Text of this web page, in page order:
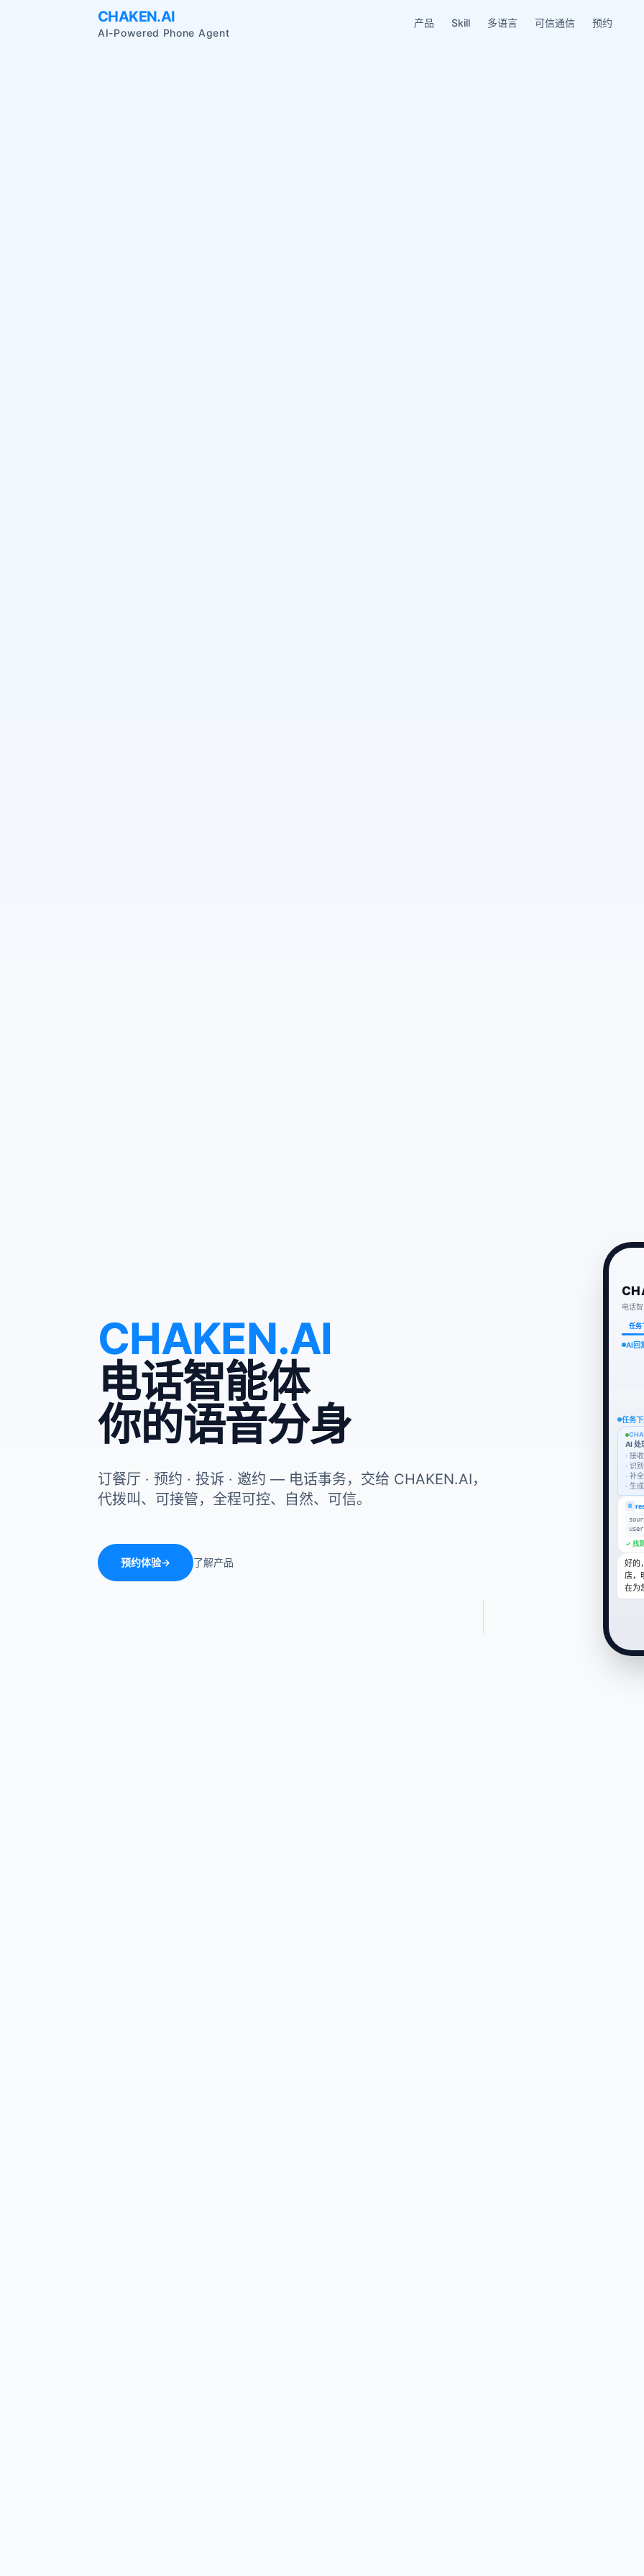
CHAKEN.AI
AI-Powered Phone Agent
产品 Skill 多语言 可信通信 预约
CHAKEN.AI
电话智能体
你的语音分身
订餐厅 · 预约 · 投诉 · 邀约 — 电话事务，交给 CHAKEN.AI，
代拨叫、可接管，全程可控、自然、可信。
预约体验→ 了解产品
电话
任务
信息
· 识
· 补
· 生
R
好
店
在为
需求
AI 处